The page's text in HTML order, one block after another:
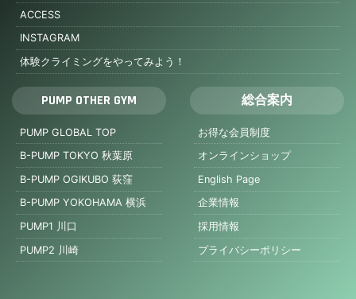
ACCESS
INSTAGRAM
体験クライミングをやってみよう！
PUMP OTHER GYM
PUMP GLOBAL TOP
B-PUMP TOKYO 秋葉原
B-PUMP OGIKUBO 荻窪
B-PUMP YOKOHAMA 横浜
PUMP1 川口
PUMP2 川崎
総合案内
お得な会員制度
オンラインショップ
English Page
企業情報
採用情報
プライバシーポリシー